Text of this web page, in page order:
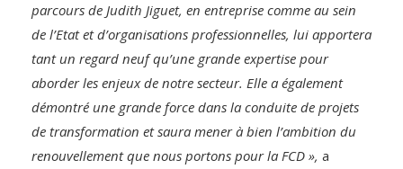
parcours de Judith Jiguet, en entreprise comme au sein
de l’Etat et d’organisations professionnelles, lui apportera
tant un regard neuf qu’une grande expertise pour
aborder les enjeux de notre secteur. Elle a également
démontré une grande force dans la conduite de projets
de transformation et saura mener à bien l’ambition du
renouvellement que nous portons pour la FCD », a